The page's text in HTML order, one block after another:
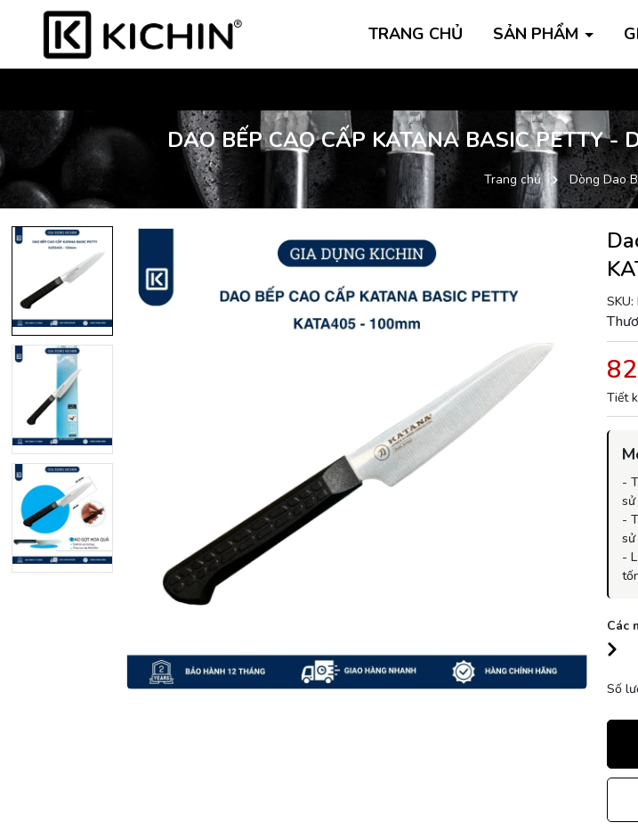
TRANG CHỦ SẢN PHẨM
DAO BẾP CAO CẤP KATANA BASIC PETTY -
Trang chủ Dòng Dao
SKU:
Tiết
-
-
-
Các
Số